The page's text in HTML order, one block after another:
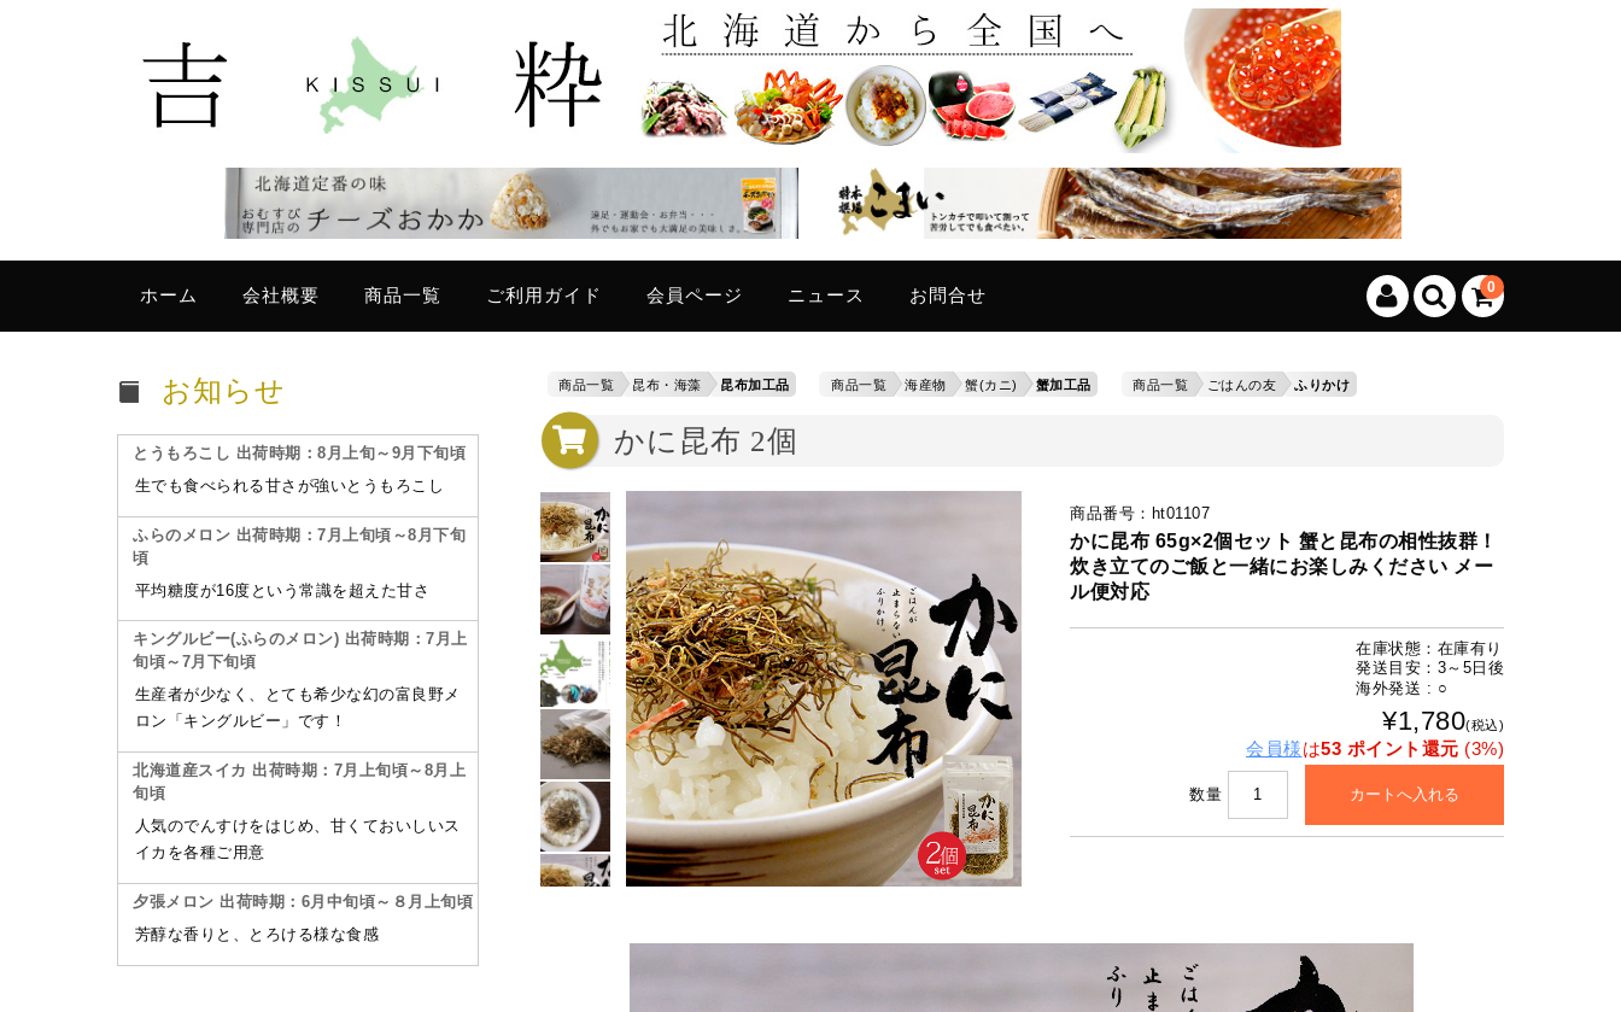
0
只今、カートに商品はございません。
(カゴの商品数:0種類、合計数:0)
ホーム 会社概要 商品一覧 ご利用ガイド 会員ページ ニュース お問合せ
商品一覧 昆布・海藻 昆布加工品 商品一覧 海産物 蟹(カニ) 蟹加工品 商品一覧 ごはんの友 ふりかけ
かに昆布 2個
商品番号：ht01107
かに昆布 65g×2個セット 蟹と昆布の相性抜群！
炊き立てのご飯と一緒にお楽しみください メー
ル便対応
在庫状態：在庫有り
発送目安：3～5日後
海外発送 : ○
¥1,780(税込)
会員様は53 ポイント還元 (3%)
数量
お知らせ
とうもろこし 出荷時期：8月上旬～9月下旬頃
生でも食べられる甘さが強いとうもろこし
ふらのメロン 出荷時期：7月上旬頃～8月下旬
頃
平均糖度が16度という常識を超えた甘さ
キングルビー(ふらのメロン) 出荷時期：7月上
旬頃～7月下旬頃
生産者が少なく、とても希少な幻の富良野メ
ロン「キングルビー」です！
北海道産スイカ 出荷時期：7月上旬頃～8月上
旬頃
人気のでんすけをはじめ、甘くておいしいス
イカを各種ご用意
夕張メロン 出荷時期：6月中旬頃～８月上旬頃
芳醇な香りと、とろける様な食感